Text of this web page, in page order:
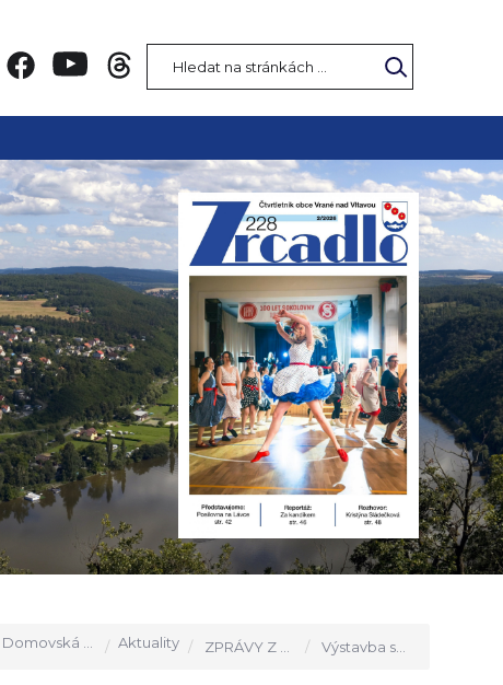
Domovská stránka Aktuality ZPRÁVY Z RADNICE Výstavba společného vodovodního přivaděče Zvole – Vrané se blíží do finále